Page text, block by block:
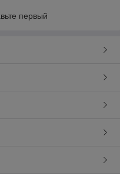
первый